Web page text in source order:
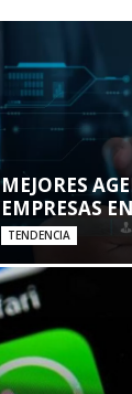
MEJORES
EMPRESAS
TENDENCIA